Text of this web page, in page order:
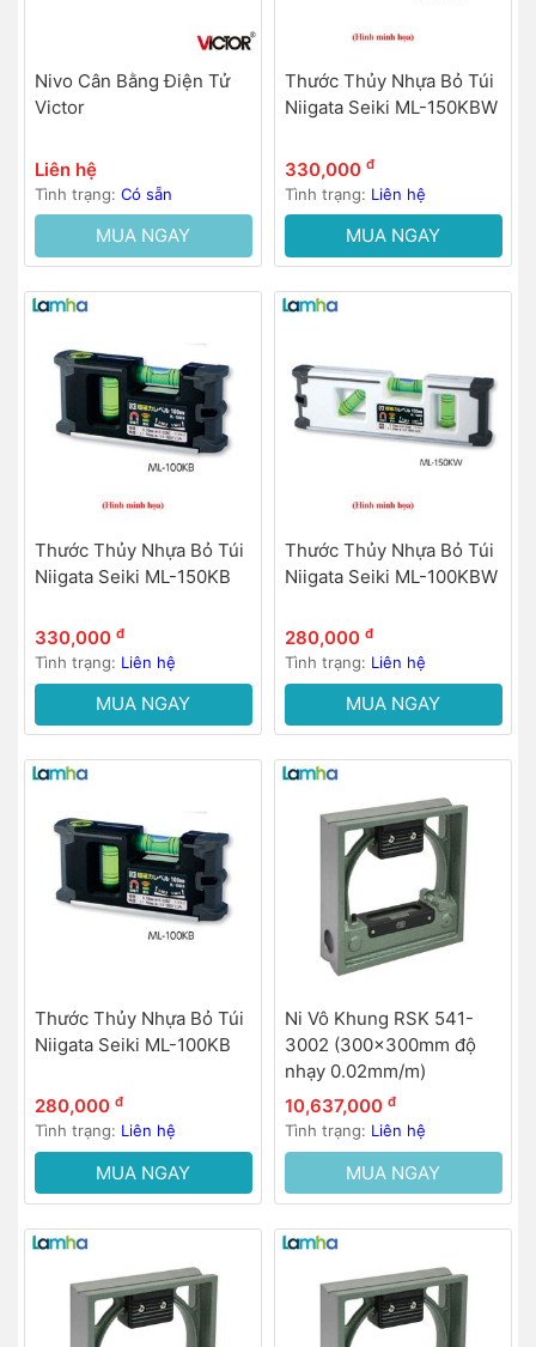
Nivo Cân Bằng Điện Tử
Victor
Liên hệ
Tình trạng: Có sẵn
MUA NGAY
Thước Thủy Nhựa Bỏ Túi
Niigata Seiki ML-150KBW
330,000 đ
Tình trạng: Liên hệ
MUA NGAY
Thước Thủy Nhựa Bỏ Túi
Niigata Seiki ML-150KB
330,000 đ
Tình trạng: Liên hệ
MUA NGAY
Thước Thủy Nhựa Bỏ Túi
Niigata Seiki ML-100KBW
280,000 đ
Tình trạng: Liên hệ
MUA NGAY
Thước Thủy Nhựa Bỏ Túi
Niigata Seiki ML-100KB
280,000 đ
Tình trạng: Liên hệ
MUA NGAY
Ni Vô Khung RSK 541-
3002 (300x300mm độ
nhạy 0.02mm/m)
10,637,000 đ
Tình trạng: Liên hệ
MUA NGAY